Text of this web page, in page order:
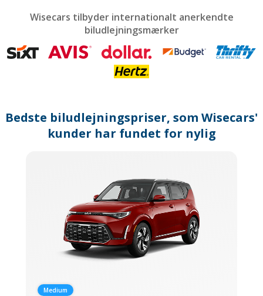
mark
get
the
dates.
Wisecars tilbyder internationalt anerkendte
biludlejningsmærker
Bedste biludlejningspriser, som Wisecars'
kunder har fundet for nylig
Medium